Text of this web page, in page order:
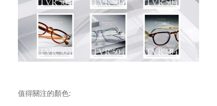
值得關注的顏色: